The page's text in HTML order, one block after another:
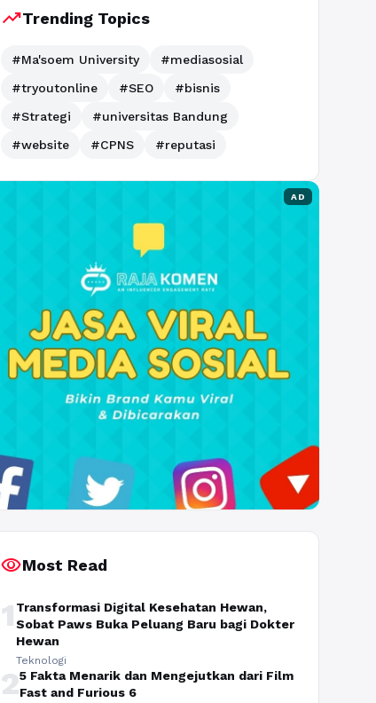
trending_upTrending Topics
#Ma'soem University
#mediasosial
#tryoutonline
#SEO
#bisnis
#Strategi
#universitas Bandung
#website
#CPNS #reputasi
AD
visibilityMost Read
1 Transformasi Digital Kesehatan Hewan,
Sobat Paws Buka Peluang Baru bagi Dokter
Hewan
Teknologi
25 Fakta Menarik dan Mengejutkan dari Film
Fast and Furious 6